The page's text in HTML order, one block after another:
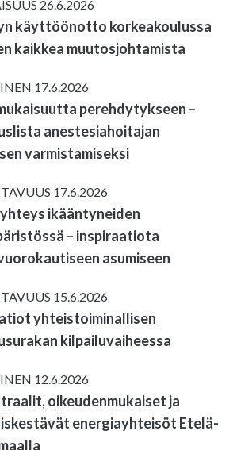
26.6.2026
käyttöönotto korkeakoulussa
kaikkea muutosjohtamista
17.6.2026
perehdytykseen –
anestesiahoitajan
varmistamiseksi
17.6.2026
ikääntyneiden
– inspiraatiota
asumiseen
15.6.2026
yhteistoiminallisen
kilpailuvaiheessa
12.6.2026
oikeudenmukaiset ja
energiayhteisöt Etelä-